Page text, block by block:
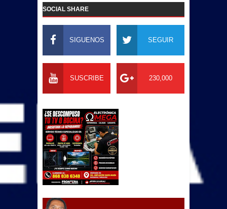
SOCIAL SHARE
SIGUENOS SEGUIR
SUSCRIBE 230,000